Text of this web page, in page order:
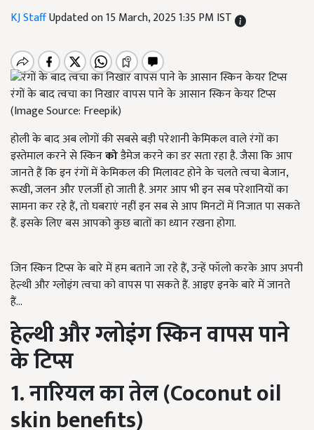
KJ StaffUpdated on 15 March, 2025 1:35 PM IST
रंगों के बाद त्वचा का निखार वापस पाने के आसान स्किन केयर टिप्स
(Image Source: Freepik)
होली के बाद अब लोगों की सबसे बड़ी परेशानी केमिकल वाले रंगों का
इस्तेमाल करने से स्किनकोडैमेज करने का डर सता रहा है. जैसा कि आप
जानते हैं कि इन रंगों में केमिकल की मिलावट होने के चलते त्वचा बेजान,
रूखी, जलन और एलर्जी हो जाती है. अगर आप भी इन सब परेशानियों का
सामना कर रहे हैं, तो घबराएं नहीं इन सब से आप मिनटों में निजात पा सकते
हैं. इसके लिए बस आपको कुछ बातों का ध्यान रखना होगा.
जिन स्किन टिप्स के बारे में हम बताने जा रहे हैं, उन्हें फॉलो करके आप अपनी
हेल्थी और ग्लोइंग त्वचा को वापस पा सकते हैं. आइए इनके बारे में जानते
हैं...
हेल्थी और ग्लोइंग स्किन वापस पाने
के टिप्स
1. नारियल का तेल (Coconut oil
skin benefits)